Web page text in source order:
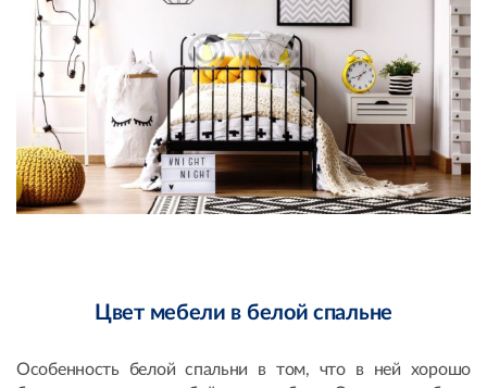
Цвет мебели в белой спальне
Особенность белой спальни в том, что в ней хорошо